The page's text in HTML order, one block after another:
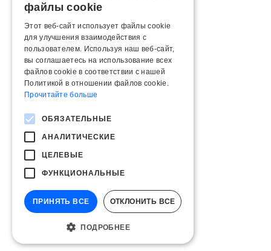
файлы cookie
Этот веб-сайт использует файлы cookie
для улучшения взаимодействия с
пользователем. Используя наш веб-сайт,
вы соглашаетесь на использование всех
файлов cookie в соответствии с нашей
Политикой в ​​отношении файлов cookie.
Прочитайте больше
ОБЯЗАТЕЛЬНЫЕ
АНАЛИТИЧЕСКИЕ
ЦЕЛЕВЫЕ
ФУНКЦИОНАЛЬНЫЕ
ПРИНЯТЬ ВСЕ ОТКЛОНИТЬ ВСЕ
ПОДРОБНЕЕ